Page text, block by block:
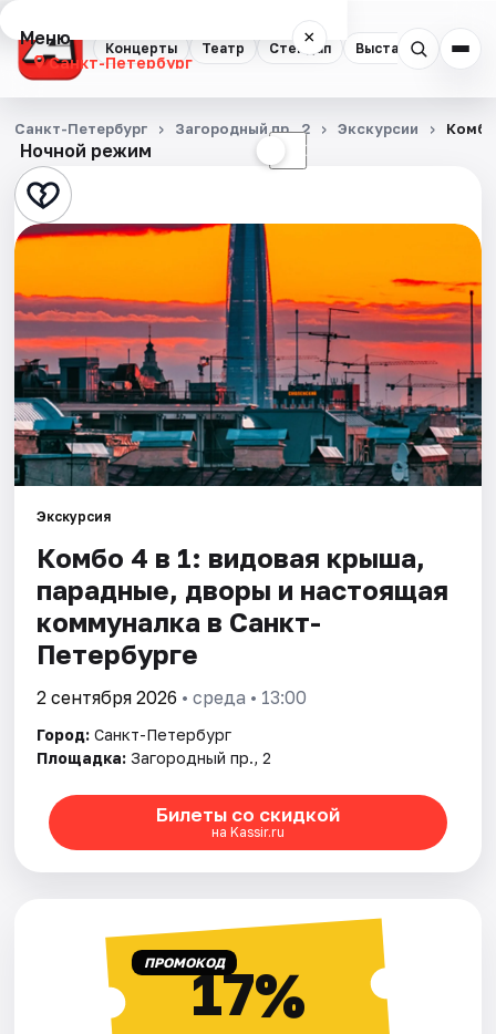
Концерты Театр Стендап Выставки
Меню ×
Санкт-Петербург
Концерты
Театр
Стендап
Квесты
Экскурсии
Спорт
События
Города
Площадки
Артисты
Рейтинги
Ночной режим ☾
Санкт-Петербург Загородный пр., 2 Экскурсии
Экскурсия
Комбо 4 в 1: видовая крыша,
парадные, дворы и настоящая
коммуналка в Санкт-
Петербурге
2 сентября 2026 • среда • 13:00
Город: Санкт-Петербург
Площадка: Загородный пр., 2
Билеты со скидкой
на Kassir.ru
ПРОМОКОД17%